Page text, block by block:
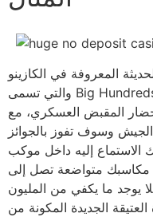
المعروفة في الكازينو
والتي تسمى Big Hundreds of الآلاف. أحدث الأصوات ويمكنك
المقبض العسكري، مع
وسوف تفوز بالجوائز
الاستماع إليه داخل موكب
متواضعة تصل إلى
فلا يوجد ما يكفي من المليون
الجديدة المكونة من